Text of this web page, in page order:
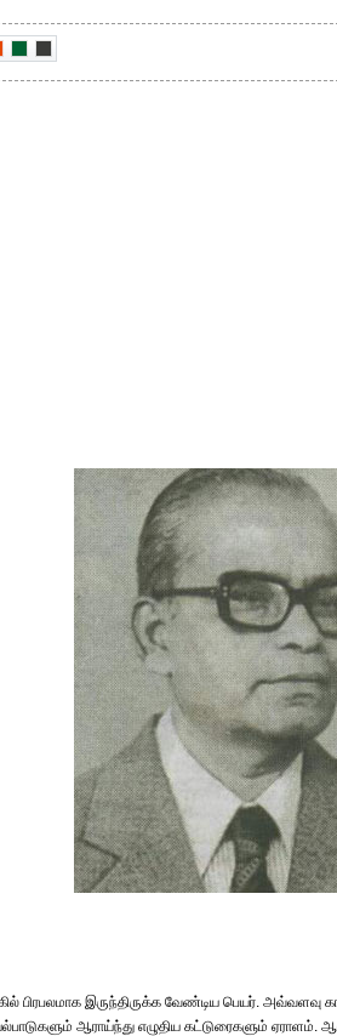
பிரபலமாக இருந்திருக்க வேண்டிய பெயர். அவ்வளவு
ஆராய்ந்து எழுதிய கட்டுரைகளும்